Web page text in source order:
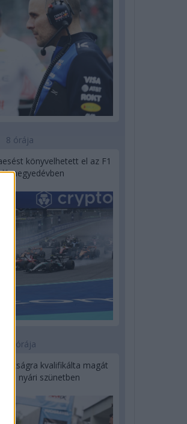
8 órája
könyvelhetett el az F1
negyedévben
10 órája
kvalifikálta magát
es nyári szünetben